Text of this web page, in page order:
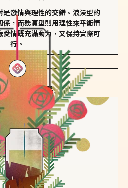
是激情與理性的交錯。浪漫型的
係，而務實型則用理性來平衡情
愛情既充滿動力，又保持實際可
行。
主調蠟燭是...